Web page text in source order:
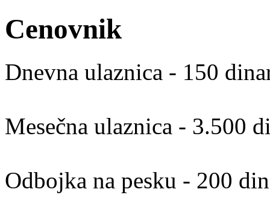
Cenovnik
Dnevna ulaznica - 150
Mesečna ulaznica - 3.500
Odbojka na pesku - 200